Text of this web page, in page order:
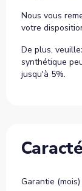
Nous vous
votre
De plus,
synthétique
jusqu'à 5%.
Garantie (mois)